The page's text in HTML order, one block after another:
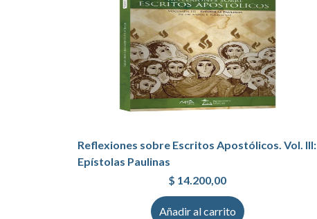
Reflexiones sobre Escritos Apostólicos. Vol. III:
Epístolas Paulinas
$ 14.200,00
Añadir al carrito